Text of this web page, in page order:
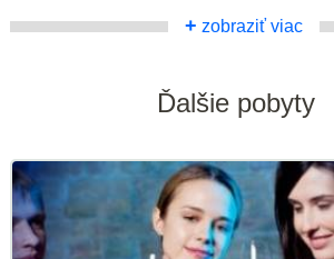
+ zobraziť viac
Ďalšie pobyty